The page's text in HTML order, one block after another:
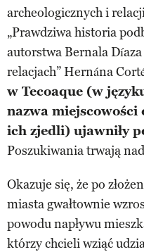
archeologicznych i
„Prawdziwa historia
autorstwa Bernala
relacjach” Hernána
w Tecoaque (w
nazwa miejscowości
ich zjedli) ujawniły
Poszukiwania trwają
Okazuje się, że po
miasta gwałtownie
powodu napływu
którzy chcieli wziąć